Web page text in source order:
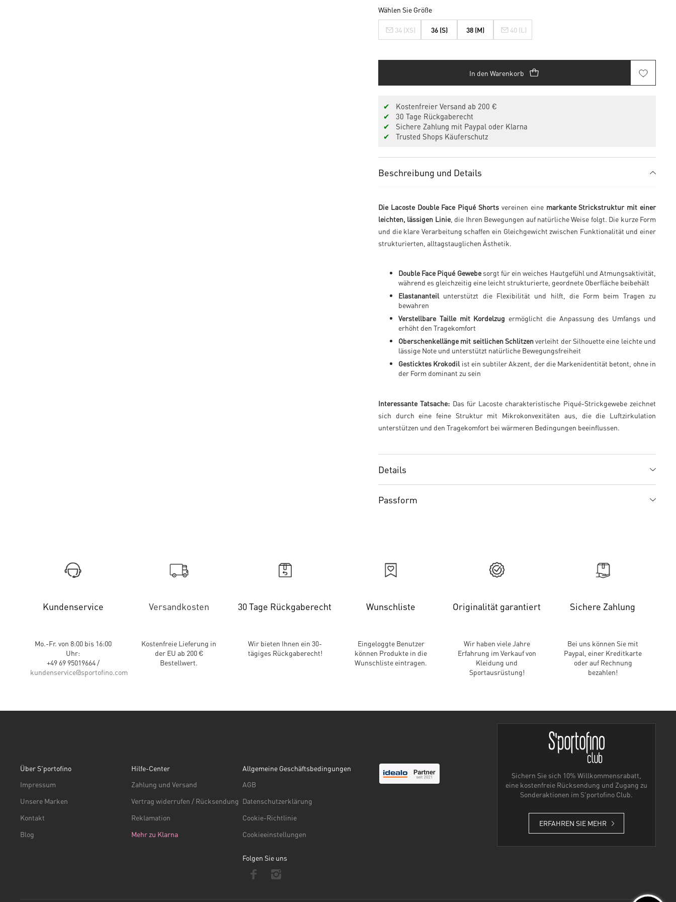
Wählen Sie Größe
34 (XS) 36 (S) 38 (M) 40 (L)
In den Warenkorb
✔
Kostenfreier Versand ab 200 €
✔
30 Tage Rückgaberecht
✔
Sichere Zahlung mit Paypal oder Klarna
✔
Trusted Shops Käuferschutz
Beschreibung und Details
Die Lacoste Double Face Piqué Shorts vereinen eine markante Strickstruktur mit einer
leichten, lässigen Linie, die Ihren Bewegungen auf natürliche Weise folgt. Die kurze Form
und die klare Verarbeitung schaffen ein Gleichgewicht zwischen Funktionalität und einer
strukturierten, alltagstauglichen Ästhetik.
Double Face Piqué Gewebesorgt für ein weiches Hautgefühl und Atmungsaktivität,
während es gleichzeitig eine leicht strukturierte, geordnete Oberfläche beibehält
Elastananteilunterstützt die Flexibilität und hilft, die Form beim Tragen zu
bewahren
Verstellbare Taille mit Kordelzug ermöglicht die Anpassung des Umfangs und
erhöht den Tragekomfort
Oberschenkellänge mit seitlichen Schlitzenverleiht der Silhouette eine leichte und
lässige Note und unterstützt natürliche Bewegungsfreiheit
Gesticktes Krokodilist ein subtiler Akzent, der die Markenidentität betont, ohne in
der Form dominant zu sein
Interessante Tatsache: Das für Lacoste charakteristische Piqué-Strickgewebe zeichnet
sich durch eine feine Struktur mit Mikrokonvexitäten aus, die die Luftzirkulation
unterstützen und den Tragekomfort bei wärmeren Bedingungen beeinflussen.
Details
Passform
Kundenservice
Mo.-Fr. von 8:00 bis 16:00
Uhr:
+49 69 95019664 /
kundenservice@sportofino.com
Versandkosten
Kostenfreie Lieferung in
der EU ab 200 €
Bestellwert.
30 Tage Rückgaberecht
Wir bieten Ihnen ein 30-
tägiges Rückgaberecht!
Wunschliste
Eingeloggte Benutzer
können Produkte in die
Wunschliste eintragen.
Originalität garantiert
Wir haben viele Jahre
Erfahrung im Verkauf von
Kleidung und
Sportausrüstung!
Sichere Zahlung
Bei uns können Sie mit
Paypal, einer Kreditkarte
oder auf Rechnung
bezahlen!
Sichern Sie sich 10% Willkommensrabatt,
eine kostenfreie Rücksendung und Zugang zu
Sonderaktionen im S'portofino Club.
ERFAHREN SIE MEHR
Über S'portofino
Impressum
Unsere Marken
Kontakt
Blog
Hilfe-Center
Zahlung und Versand
Vertrag widerrufen / Rücksendung
Reklamation
Mehr zu Klarna
Allgemeine Geschäftsbedingungen
AGB
Datenschutzerklärung
Cookie-Richtlinie
Cookieeinstellungen
Folgen Sie uns